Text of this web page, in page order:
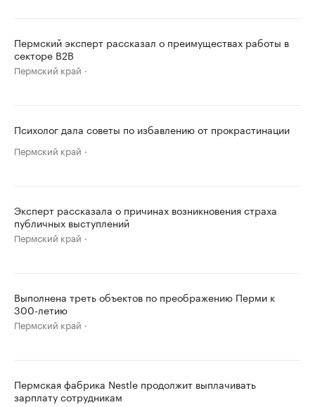
Пермский эксперт рассказал о преимуществах работы в
секторе B2B
Пермский край
Психолог дала советы по избавлению от прокрастинации
Пермский край
Эксперт рассказала о причинах возникновения страха
публичных выступлений
Пермский край
Выполнена треть объектов по преображению Перми к
300-летию
Пермский край
Пермская фабрика Nestle продолжит выплачивать
зарплату сотрудникам